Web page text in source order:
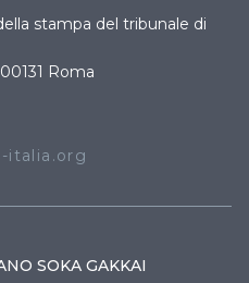
stampa del tribunale di
Roma
italia.org
SOKA GAKKAI